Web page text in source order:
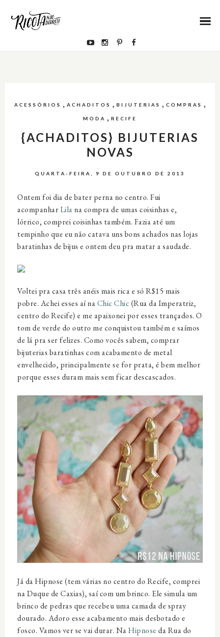
ACESSÓRIOS , ACHADITOS , BIJUTERIAS , COMPRAS ,
MODA , RECIFE
{ACHADITOS} BIJUTERIAS
NOVAS
QUARTA-FEIRA, 9 DE OUTUBRO DE 2013
Ontem foi dia de bater perna no centro. Fui
acompanharLila na compra de umas coisinhas e,
lórrico, comprei coisinhas também. Fazia até um
tempinho que eu não catava uns bons achados nas lojas
baratinhas de bijus e ontem deu pra matar a saudade.
Voltei pra casa três anéis mais rica e só R$15 mais
pobre. Achei esses aí naChic Chic(Rua da Imperatriz,
centro do Recife) e me apaixonei por esses trançados. O
tom de verde do outro me conquistou também e saímos
de lá pra ser felizes. Como vocês sabem, comprar
bijuterias baratinhas com acabamento de metal
envelhecido, principalmente se for prata, é bem melhor
porque esses duram mais sem ficar descascados.
Já da Hipnose (tem várias no centro do Recife, comprei
na Duque de Caxias), saí com um brinco. Ele simula um
brinco de pedras que recebeu uma camada de spray
dourado. Adoro esse acabamento mais desbotado e
fosco. Vamos ver se vai durar. NaHipnose da Rua do